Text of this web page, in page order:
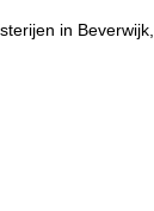
in